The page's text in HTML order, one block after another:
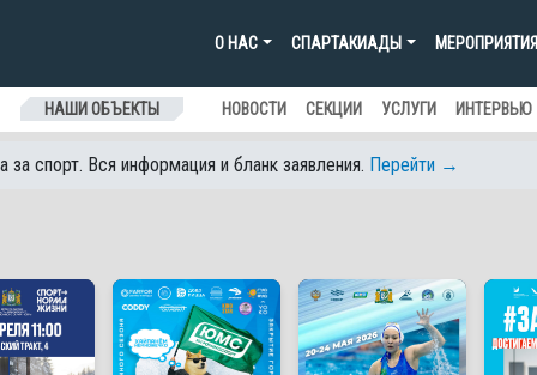
О НАС СПАРТАКИАДЫ МЕРОПРИЯТИЯ
НАШИ ОБЪЕКТЫ НОВОСТИ СЕКЦИИ УСЛУГИ ИНТЕРВЬЮ
за спорт. Вся информация и бланк заявления. Перейти →